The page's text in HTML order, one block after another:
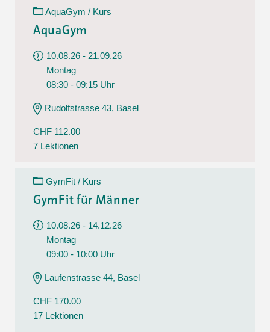
AquaGym / Kurs
AquaGym
10.08.26 - 21.09.26
Montag
08:30 - 09:15 Uhr
Rudolfstrasse 43, Basel
CHF 112.00
7 Lektionen
GymFit / Kurs
GymFit für Männer
10.08.26 - 14.12.26
Montag
09:00 - 10:00 Uhr
Laufenstrasse 44, Basel
CHF 170.00
17 Lektionen